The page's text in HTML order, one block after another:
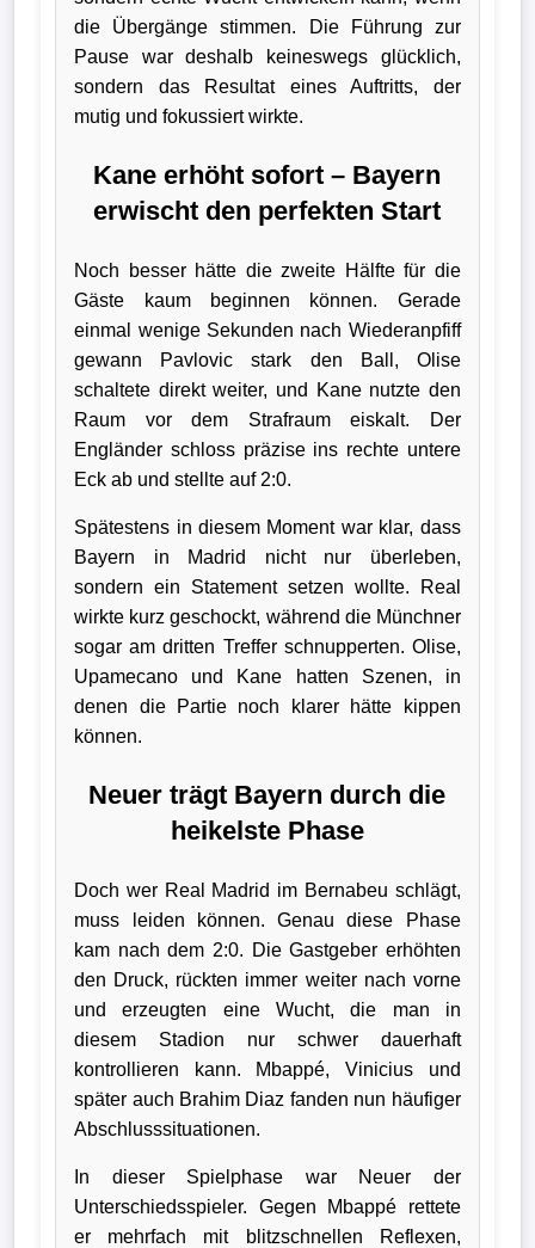
die Übergänge stimmen. Die Führung zur
Pause war deshalb keineswegs glücklich,
sondern das Resultat eines Auftritts, der
mutig und fokussiert wirkte.
Kane erhöht sofort – Bayern
erwischt den perfekten Start
Noch besser hätte die zweite Hälfte für die
Gäste kaum beginnen können. Gerade
einmal wenige Sekunden nach Wiederanpfiff
gewann Pavlovic stark den Ball, Olise
schaltete direkt weiter, und Kane nutzte den
Raum vor dem Strafraum eiskalt. Der
Engländer schloss präzise ins rechte untere
Eck ab und stellte auf 2:0.
Spätestens in diesem Moment war klar, dass
Bayern in Madrid nicht nur überleben,
sondern ein Statement setzen wollte. Real
wirkte kurz geschockt, während die Münchner
sogar am dritten Treffer schnupperten. Olise,
Upamecano und Kane hatten Szenen, in
denen die Partie noch klarer hätte kippen
können.
Neuer trägt Bayern durch die
heikelste Phase
Doch wer Real Madrid im Bernabeu schlägt,
muss leiden können. Genau diese Phase
kam nach dem 2:0. Die Gastgeber erhöhten
den Druck, rückten immer weiter nach vorne
und erzeugten eine Wucht, die man in
diesem Stadion nur schwer dauerhaft
kontrollieren kann. Mbappé, Vinicius und
später auch Brahim Diaz fanden nun häufiger
Abschlusssituationen.
In dieser Spielphase war Neuer der
Unterschiedsspieler. Gegen Mbappé rettete
er mehrfach mit blitzschnellen Reflexen,